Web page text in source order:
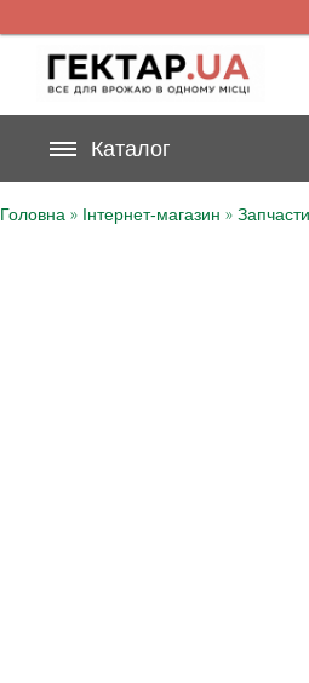
На вашому
бонусному рахунку
Каталог
Головна » Інтернет-магазин »